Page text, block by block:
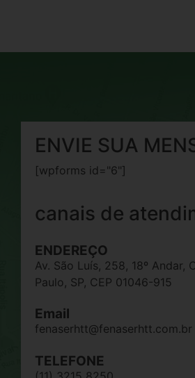
ENVIE SUA
[wpforms id="6"]
canais de
ENDEREÇO
Av. São Luís, 258, 18º Andar,
Paulo, SP, CEP 01046-915
Email
fenaserhtt@fenaserhtt.com.br
TELEFONE